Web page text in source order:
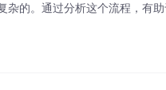
的。通过分析这个流程，有